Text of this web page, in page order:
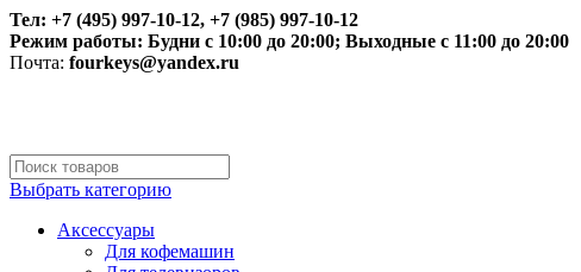
Тел: +7 (495) 997-10-12, +7 (985) 997-10-12
Режим работы: Будни с 10:00 до 20:00; Выходные с 11:00 до 20:00
Почта: fourkeys@yandex.ru
Выбрать категорию
Аксессуары
Для кофемашин